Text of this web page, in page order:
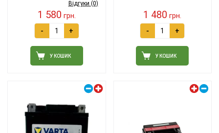
Відгуки (0)
1 580 грн.
- +
У КОШИК
1 480 грн.
- +
У КОШИК